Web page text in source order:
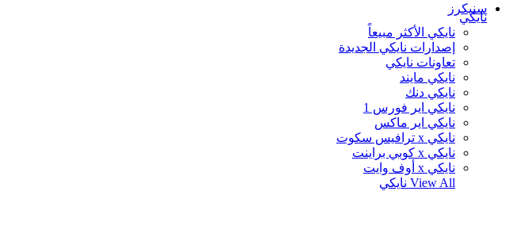
سنيكرز
نايكي
نايكي الأكثر مبيعاً
إصدارات نايكي الجديدة
تعاونات نايكي
نايكي مايند
نايكي دنك
نايكي اير فورس 1
نايكي اير ماكس
نايكي x ترافيس سكوت
نايكي x كوبي براينت
نايكي x أوف وايت
View All نايكي